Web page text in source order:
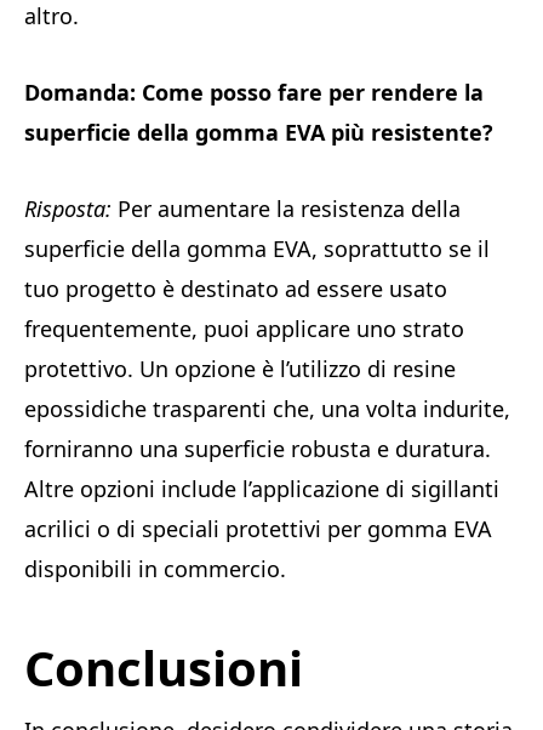
altro.
Domanda: Come posso fare per rendere la
superficie della gomma EVA più resistente?
Risposta: Per aumentare la resistenza della
superficie della gomma EVA, soprattutto se il
tuo progetto è destinato ad essere usato
frequentemente, puoi applicare uno strato
protettivo. Un opzione è l’utilizzo di resine
epossidiche trasparenti che, una volta indurite,
forniranno una superficie robusta e duratura.
Altre opzioni include l’applicazione di sigillanti
acrilici o di speciali protettivi per gomma EVA
disponibili in commercio.
Conclusioni